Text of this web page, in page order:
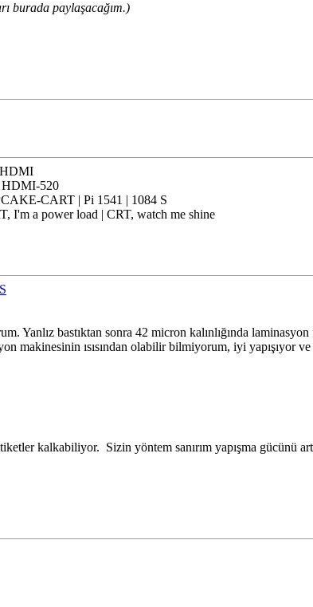
burada paylaşacağım.)
HDMI-520
CART | Pi 1541 | 1084 S
I'm a power load | CRT, watch me shine
Yanlız bastıktan sonra 42 micron kalınlığında
makinesinin ısısından olabilir bilmiyorum, iyi yapışıyor
kalkabiliyor. Sizin yöntem sanırım yapışma gücünü